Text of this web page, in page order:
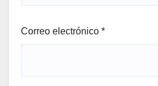
Correo electrónico *